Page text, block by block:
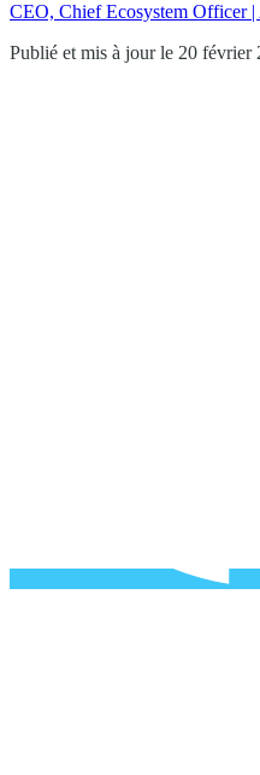
CEO, Chief Ecosystem Officer
Publié et mis à jour le 20 février